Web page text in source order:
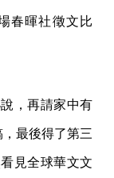
春暉社徵文比
，再請家中有
最後得了第三
見全球華文文